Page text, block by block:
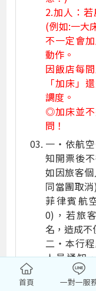
2.加人：
(例如:一大
不一定會
動作。
因飯店每
「加床」
調度。
◎加床並不
問！
一‧依航空
知開票後
如因旅客
同當團取
菲律賓航
0)，若旅
名，造成不
二‧本行程
人員通知
後，需即
於出發前
首頁 一對一服